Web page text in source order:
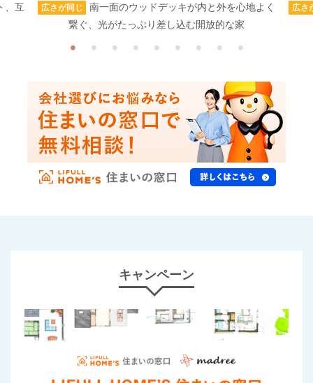
、互 広さが同じ
南一面のウッドデッキが内と外を心地よく
繋ぐ、光がたっぷり差し込む開放的な家
広さ
キャンペーン